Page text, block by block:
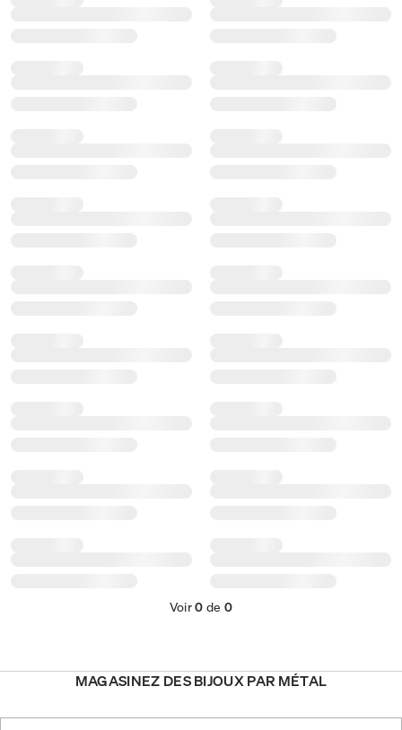
Voir0 de 0
MAGASINEZ DES BIJOUX PAR MÉTAL